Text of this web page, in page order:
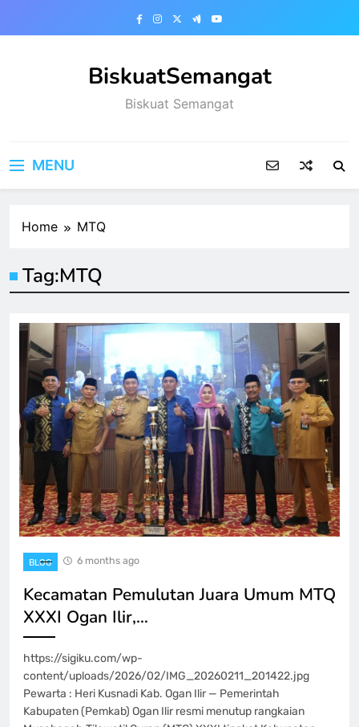
BiskuatSemangat
Biskuat Semangat
MENU
Home MTQ
Tag:MTQ
BLOG 6 months ago
Kecamatan Pemulutan Juara Umum MTQ
XXXI Ogan Ilir,…
https://sigiku.com/wp-
content/uploads/2026/02/IMG_20260211_201422.jpg
Pewarta : Heri Kusnadi Kab. Ogan Ilir — Pemerintah
Kabupaten (Pemkab) Ogan Ilir resmi menutup rangkaian